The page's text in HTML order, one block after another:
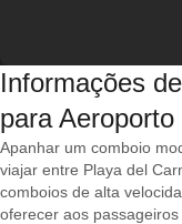
Informações
para
Apanhar um comboio
viajar entre Playa del
comboios de alta
oferecer aos